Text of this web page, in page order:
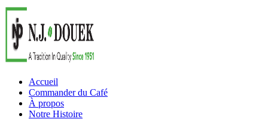
Accueil
Commander du Café
À propos
Notre Histoire